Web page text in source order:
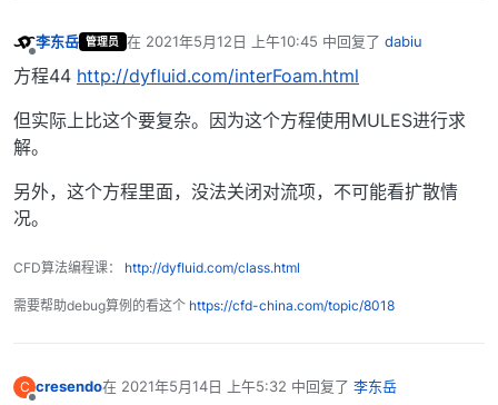
李东岳 管理员 在 2021年5月12日 上午10:45 中回复了 dabiu
最后由 编辑
方程44 http://dyfluid.com/interFoam.html
但实际上比这个要复杂。因为这个方程使用MULES进行求
解。
另外，这个方程里面，没法关闭对流项，不可能看扩散情
况。
CFD算法编程课： http://dyfluid.com/class.html
需要帮助debug算例的看这个 https://cfd-china.com/topic/8018
C cresendo在 2021年5月14日 上午5:32 中回复了 李东岳
最后由 编辑